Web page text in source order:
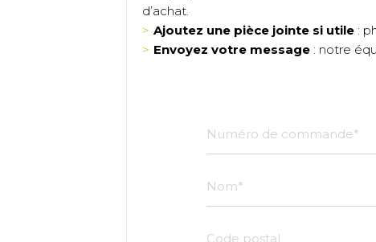
d’achat.
Ajoutez une pièce jointe si utile :
Envoyez votre message : notre